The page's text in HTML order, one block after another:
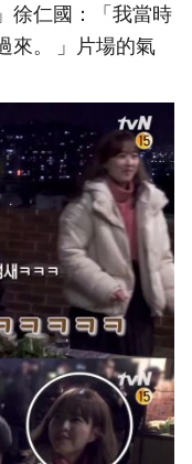
徐仁國：「我當時
來。 」片場的氣